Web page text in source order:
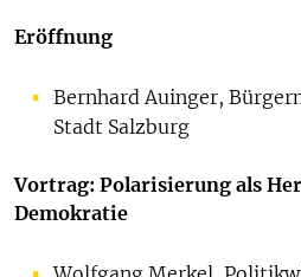
Eröffnung
Bernhard Auinger,
Stadt Salzburg
Vortrag: Polarisierung als
Demokratie